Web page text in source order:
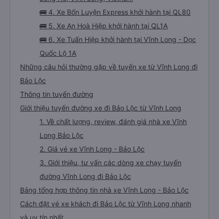
🚌 4. Xe Bốn Luyện Express khởi hành tại QL80
🚌 5. Xe An Hoà Hiệp khởi hành tại QL1A
🚌 6. Xe Tuấn Hiệp khởi hành tại Vĩnh Long - Dọc
Quốc Lộ 1A
Những câu hỏi thường gặp về tuyến xe từ Vĩnh Long đi
Bảo Lộc
Thông tin tuyến đường
Giới thiệu tuyến đường xe đi Bảo Lộc từ Vĩnh Long
1. Về chất lượng, review, đánh giá nhà xe Vĩnh
Long Bảo Lộc
2. Giá vé xe Vĩnh Long - Bảo Lộc
3. Giới thiệu, tư vấn các dòng xe chạy tuyến
đường Vĩnh Long đi Bảo Lộc
Bảng tổng hợp thông tin nhà xe Vĩnh Long - Bảo Lộc
Cách đặt vé xe khách đi Bảo Lộc từ Vĩnh Long nhanh
và uy tín nhất